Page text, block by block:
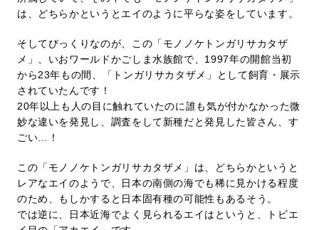
は、どちらかというとエイのように平らな姿をしています。
そしてびっくりなのが、この「モノノケトンガリサカタザ
メ」、いおワールドかごしま水族館で、1997年の開館当初
から23年もの間、「トンガリサカタザメ」として飼育・展示
されていたんです！
20年以上も人の目に触れていたのに誰も気が付かなかった微
妙な違いを発見し、調査をして新種だと発見した皆さん、す
ごい…！
この「モノノケトンガリサカタザメ」は、どちらかというと
レアなエイのようで、日本の南側の海でも稀に見かける程度
のため、もしかすると日本固有種の可能性もあるそう。
では逆に、日本近海でよく見られるエイはというと、トビエ